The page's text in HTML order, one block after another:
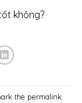
không?
the permalink